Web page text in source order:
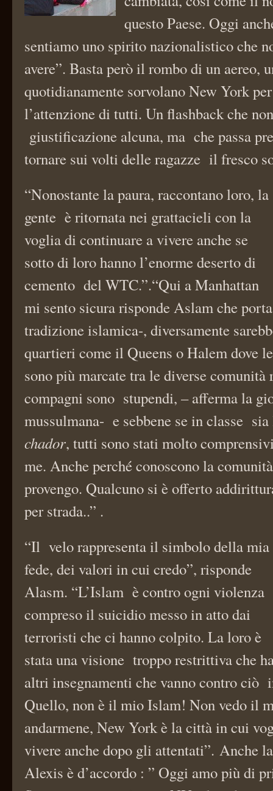
questo Paese. Oggi
sentiamo uno spirito nazionalistico che
avere”. Basta però il rombo di un aereo,
quotidianamente sorvolano New York
l’attenzione di tutti. Un flashback che
giustificazione alcuna, ma che passa
tornare sui volti delle ragazze il fresco
“Nonostante la paura, raccontano loro, la
gente è ritornata nei grattacieli con la
voglia di continuare a vivere anche se
sotto di loro hanno l’enorme deserto di
cemento del WTC.”.“Qui a Manhattan
mi sento sicura risponde Aslam che
tradizione islamica-, diversamente
quartieri come il Queens o Halem dove
sono più marcate tra le diverse
compagni sono stupendi, – afferma la
mussulmana- e sebbene se in classe
chador, tutti sono stati molto
me. Anche perché conoscono la
provengo. Qualcuno si è offerto
per strada..” .
“Il velo rappresenta il simbolo della mia
fede, dei valori in cui credo”, risponde
Alasm. “L’Islam è contro ogni violenza
compreso il suicidio messo in atto dai
terroristi che ci hanno colpito. La loro è
stata una visione troppo restrittiva che
altri insegnamenti che vanno contro ciò
Quello, non è il mio Islam! Non vedo il
andarmene, New York è la città in cui
vivere anche dopo gli attentati”. Anche
Alexis è d’accordo : ” Oggi amo più di